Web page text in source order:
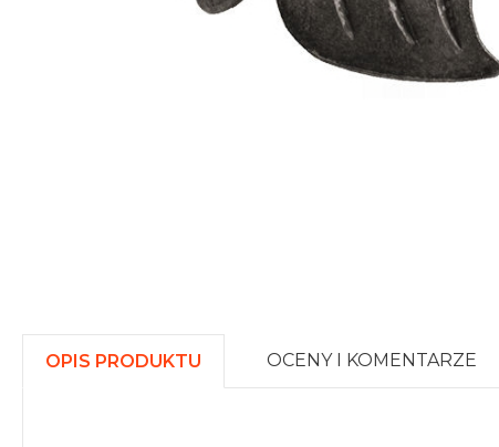
OPIS PRODUKTU OCENY I KOMENTARZE